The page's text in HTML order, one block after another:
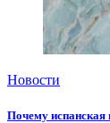
Новости
Почему испанская